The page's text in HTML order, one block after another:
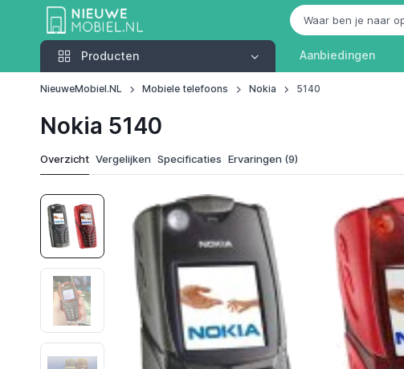
Producten
Producten Aanbiedingen
NieuweMobiel.NL Mobiele telefoons Nokia 5140
Nokia 5140
Overzicht Vergelijken Specificaties Ervaringen (9)